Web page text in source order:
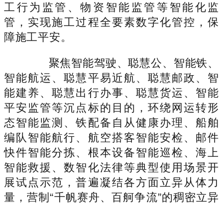
工行为监管、物资智能监管等智能化监
管，实现施工过程全要素数字化管控，保
障施工平安。
聚焦智能驾驶、聪慧公、智能铁、
智能航运、聪慧平易近航、聪慧邮政、智
能建养、聪慧出行办事、聪慧货运、智能
平安监管等沉点标的目的，环绕网运转形
态智能监测、铁配备自从健康办理、船舶
编队智能航行、航空搭客智能安检、邮件
快件智能分拣、根本设备智能巡检、海上
智能救援、数智化法律等典型使用场景开
展试点示范，普遍凝结各方面立异从体力
量，营制“千帆赛舟、百舸争流”的稠密立异